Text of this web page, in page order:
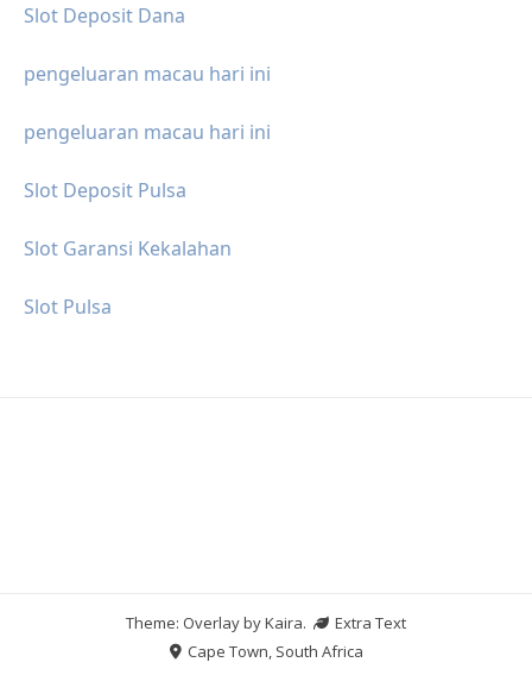
Slot Deposit Dana
pengeluaran macau hari ini
pengeluaran macau hari ini
Slot Deposit Pulsa
Slot Garansi Kekalahan
Slot Pulsa
Theme: Overlay byKaira.
Extra Text
Cape Town, South Africa